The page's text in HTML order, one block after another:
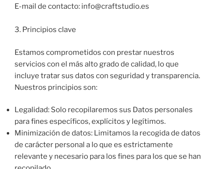
E-mail de contacto: info@craftstudio.es
3. Principios clave
​Estamos comprometidos con prestar nuestros
servicios con el más alto grado de calidad, lo que
incluye tratar sus datos con seguridad y transparencia.
Nuestros principios son:
Legalidad: Solo recopilaremos sus Datos personales
para fines específicos, explícitos y legítimos.
Minimización de datos: Limitamos la recogida de datos
de carácter personal a lo que es estrictamente
relevante y necesario para los fines para los que se han